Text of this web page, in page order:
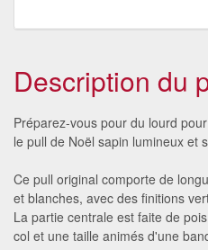
Description du
Préparez-vous pour du lourd
le pull de Noël sapin lumineux et
Ce pull original comporte de
et blanches, avec des finitions
La partie centrale est faite de
col et une taille animés d'une